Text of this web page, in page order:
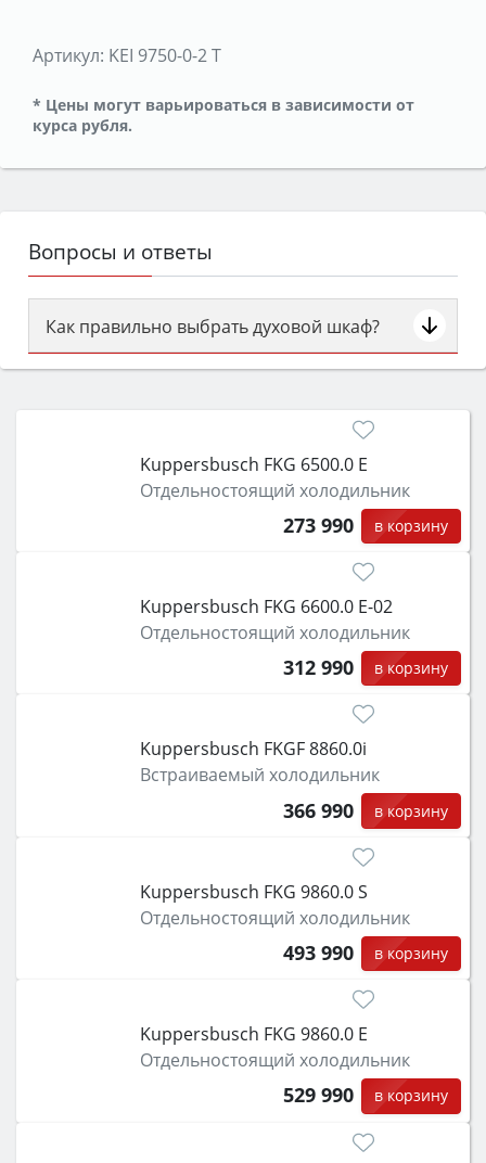
Артикул: KEI 9750-0-2 T
* Цены могут варьироваться в зависимости от
курса рубля.
Вопросы и ответы
Как правильно выбрать духовой шкаф?
Сначала определитесь с типом (газовый или
затем смотрите на объём 50–70 л для семьи,
функции (конвекция, гриль, самоочистка,
защита от детей).
Kuppersbusch FKG 6500.0 E
Отдельностоящий холодильник
273 990 в корзину
Kuppersbusch FKG 6600.0 E-02
Отдельностоящий холодильник
312 990 в корзину
Kuppersbusch FKGF 8860.0i
Встраиваемый холодильник
366 990 в корзину
Kuppersbusch FKG 9860.0 S
Отдельностоящий холодильник
493 990 в корзину
Kuppersbusch FKG 9860.0 E
Отдельностоящий холодильник
529 990 в корзину